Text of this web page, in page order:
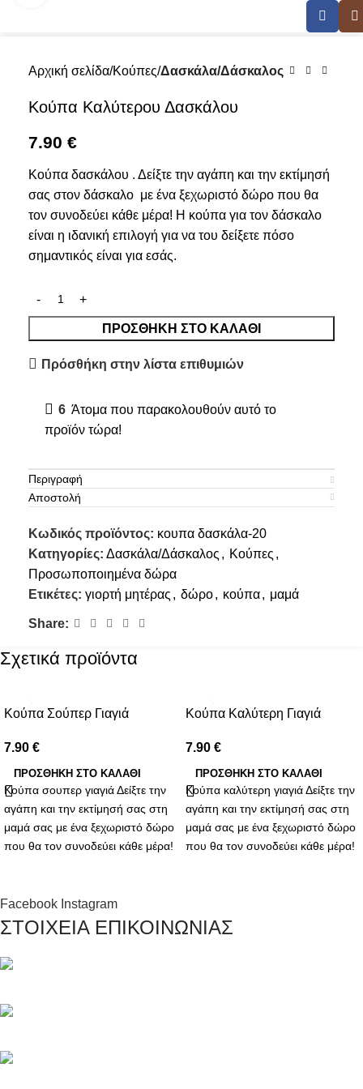
Αρχική σελίδα Κούπες Δασκάλα/Δάσκαλος
Κούπα Καλύτερου Δασκάλου
7.90 €
Κούπα δασκάλου . Δείξτε την αγάπη και την εκτίμησή
σας στον δάσκαλο με ένα ξεχωριστό δώρο που θα
τον συνοδεύει κάθε μέρα! Η κούπα για τον δάσκαλο
είναι η ιδανική επιλογή για να του δείξετε πόσο
σημαντικός είναι για εσάς.
ΠΡΟΣΘΉΚΗ ΣΤΟ ΚΑΛΆΘΙ
Πρόσθήκη στην λίστα επιθυμιών
6 Άτομα που παρακολουθούν αυτό το
προϊόν τώρα!
Περιγραφή
Αποστολή
Κωδικός προϊόντος: κουπα δασκάλα-20
Κατηγορίες: Δασκάλα/Δάσκαλος , Κούπες ,
Προσωποποιημένα δώρα
Ετικέτες: γιορτή μητέρας , δώρο, κούπα, μαμά
Share:
Σχετικά προϊόντα
Κούπα Σούπερ Γιαγιά
7.90 €
ΠΡΟΣΘΉΚΗ ΣΤΟ ΚΑΛΆΘΙ
Κούπα σουπερ γιαγιά Δείξτε την
αγάπη και την εκτίμησή σας στη
μαμά σας με ένα ξεχωριστό δώρο
που θα τον συνοδεύει κάθε μέρα!
δείξετε πόσο σημαντική είναι για
εσάς.
Κούπα Καλύτερη Γιαγιά
7.90 €
ΠΡΟΣΘΉΚΗ ΣΤΟ ΚΑΛΆΘΙ
Κούπα καλύτερη γιαγιά Δείξτε την
αγάπη και την εκτίμησή σας στη
μαμά σας με ένα ξεχωριστό δώρο
που θα τον συνοδεύει κάθε μέρα!
εσάς.
Facebook Instagram
ΣΤΟΙΧΕΙΑ ΕΠΙΚΟΙΝΩΝΙΑΣ